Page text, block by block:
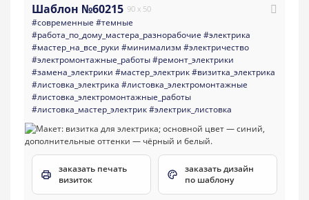
Шаблон №60215 90 x 50
#современные #темные
#работа_по_дому_мастера_разнорабочие #электрика
#мастер_на_все_руки #минимализм #электричество
#электромонтажные_работы#ремонт_электрики
#замена_электрики #мастер_электрик#визитка_электрика
#листовка_электрика #листовка_электромонтажные
#листовка_электромонтажные_работы
#листовка_мастер_электрик#электрик_листовка
заказать печать
визиток
заказать дизайн
по шаблону